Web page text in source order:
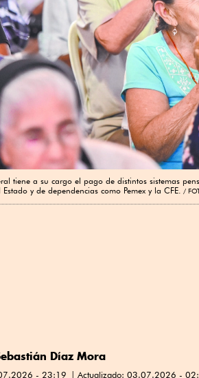
tiene a su cargo el pago de distintos sistemas
y de dependencias como Pemex y la CFE.
Díaz Mora
- 23:19 Actualizado: 03.07.2026 -